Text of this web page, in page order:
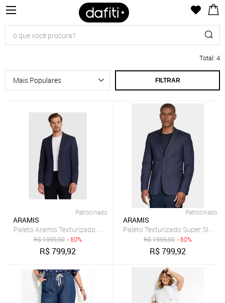
Total: 4
FILTRAR
Patrocinado
ARAMIS
Paleto Aramis Texturizado Super Slim Azul - 46
R$1999,90 - 60%
R$799,92
Patrocinado
ARAMIS
Paleto Texturizado Super Slim
R$1999,90 - 60%
R$799,92